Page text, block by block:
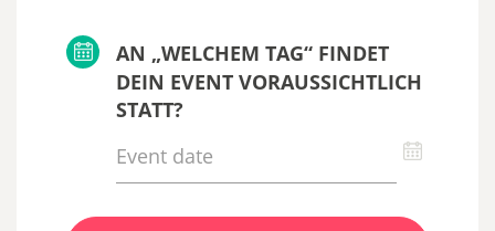
AN „WELCHEM TAG“ FINDET
DEIN EVENT VORAUSSICHTLICH
STATT?